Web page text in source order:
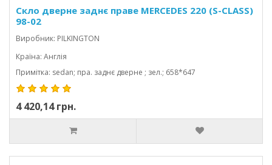
Скло дверне заднє праве MERCEDES 220 (S-CLASS)
98-02
Виробник: PILKINGTON
Країна: Англія
Примітка: sedan; пра. заднє дверне ; зел.; 658*647
4 420,14 грн.